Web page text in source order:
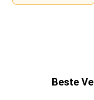
Beste